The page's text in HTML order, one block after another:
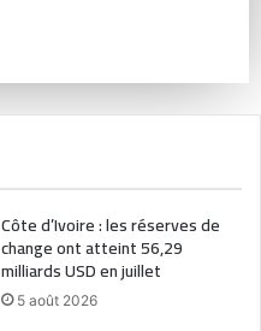
Côte d’Ivoire : les réserves de
change ont atteint 56,29
milliards USD en juillet
5 août 2026